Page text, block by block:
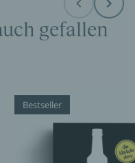
Before Next
gefallen
Bestseller